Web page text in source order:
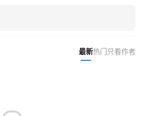
最新热门 只看作者